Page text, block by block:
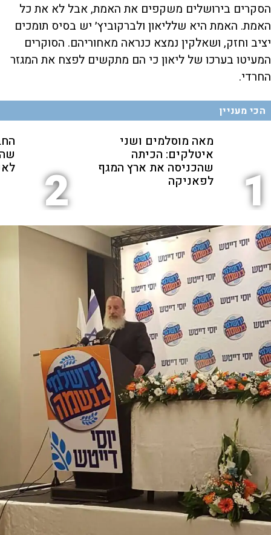
הסקרים בירושלים משקפים את האמת, אבל לא את כל
האמת. האמת היא שלליאון ולברקוביץ׳ יש בסיס תומכים
יציב וחזק, ושאלקין נמצא כנראה מאחוריהם. הסוקרים
המעיטו בערכו של ליאון כי הם מתקשים לפצח את המגזר
החרדי.
הכי מעניין
1
מאה מוסלמים ושני
איטלקים: הכיתה
שהכניסה את ארץ המגף
לפאניקה 2